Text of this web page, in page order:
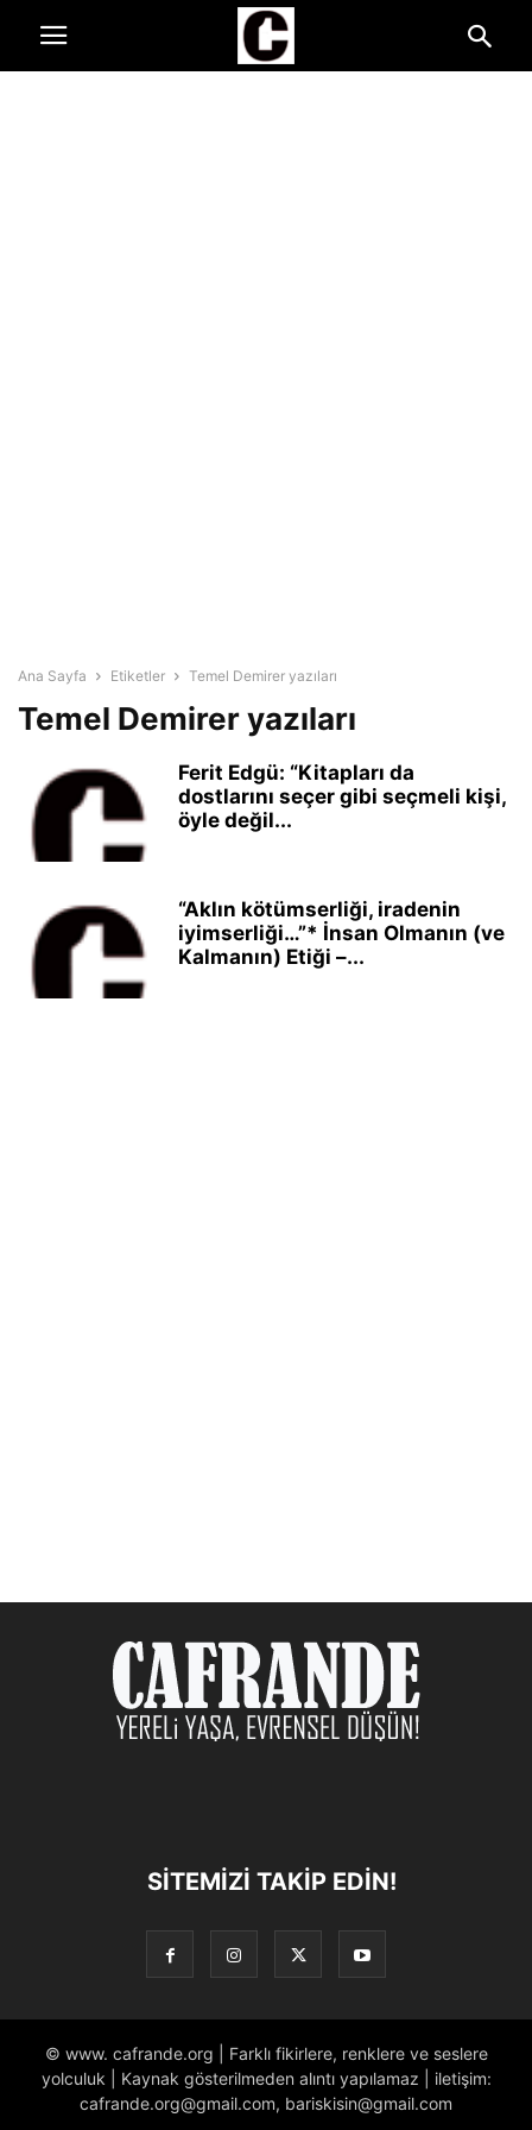
Ana Sayfa Etiketler Temel Demirer yazıları
Temel Demirer yazıları
Ferit Edgü: “Kitapları da
dostlarını seçer gibi seçmeli kişi,
öyle değil...
“Aklın kötümserliği, iradenin
iyimserliği…”* İnsan Olmanın (ve
Kalmanın) Etiği –...
SITEMIZI TAKIP EDIN!
© www. cafrande.org | Farklı fikirlere, renklere ve seslere
yolculuk | Kaynak gösterilmeden alıntı yapılamaz | iletişim:
cafrande.org@gmail.com, bariskisin@gmail.com